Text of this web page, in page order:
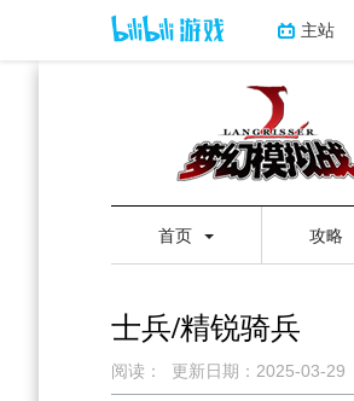
主站
首页 攻略
士兵/精锐骑兵
阅读： 更新日期： 2025-03-29